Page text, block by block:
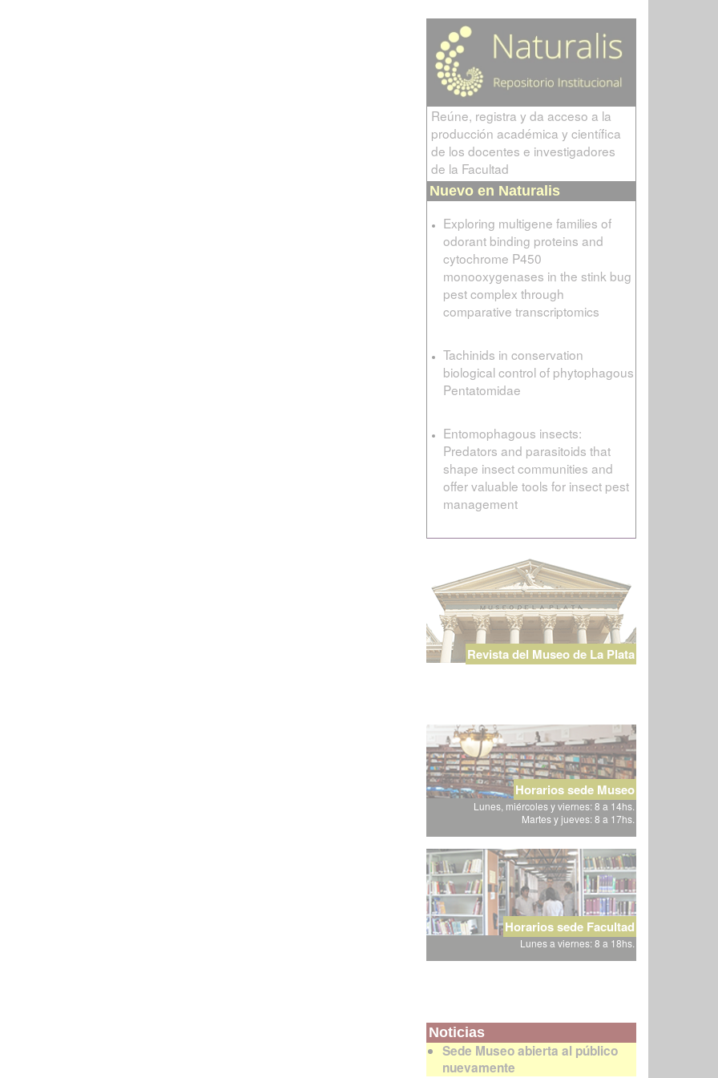
Reúne, registra y da acceso a la
producción académica y científica
de los docentes e investigadores
de la Facultad
Nuevo en Naturalis
Exploring multigene families of
odorant binding proteins and
cytochrome P450
monooxygenases in the stink bug
pest complex through
comparative transcriptomics
Tachinids in conservation
biological control of phytophagous
Pentatomidae
Entomophagous insects:
Predators and parasitoids that
shape insect communities and
offer valuable tools for insect pest
management
Revista del Museo de La Plata
Horarios sede Museo
Lunes, miércoles y viernes: 8 a 14hs.
Martes y jueves: 8 a 17hs.
Horarios sede Facultad
Lunes a viernes: 8 a 18hs.
Noticias
Sede Museo abierta al público
nuevamente